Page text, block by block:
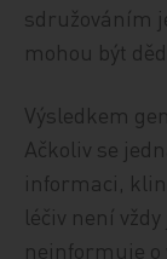
sdružováním
mohou být
Výsledkem
Ačkoliv se
informaci,
léčiv není
neinformuje o